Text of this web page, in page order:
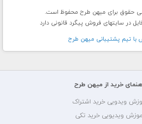
در سایتهای فروش پیگرد قانونی دارد
با تيم پشتيبانی ميهن طرح
خرید از میهن طرح
ویدویی خرید اشتراک
ویدیویی خرید تکی